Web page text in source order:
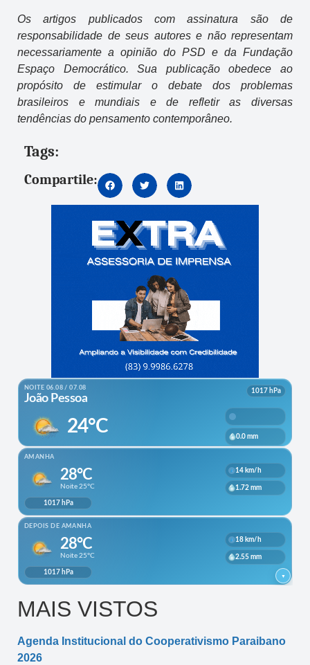
Os artigos publicados com assinatura são de
responsabilidade de seus autores e não representam
necessariamente a opinião do PSD e da Fundação
Espaço Democrático. Sua publicação obedece ao
propósito de estimular o debate dos problemas
brasileiros e mundiais e de refletir as diversas
tendências do pensamento contemporâneo.
Tags:
Compartile:
MAIS VISTOS
Agenda Institucional do Cooperativismo Paraibano
2026